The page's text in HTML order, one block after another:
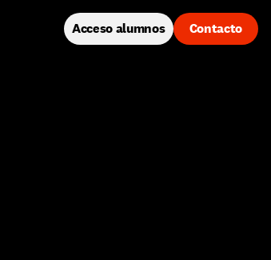
Acceso alumnos Contacto